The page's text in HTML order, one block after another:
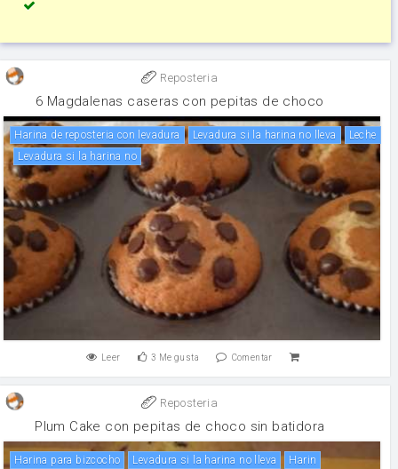
Reposteria
6 Magdalenas caseras con pepitas de choco
Harina de reposteria con levadura Levadura si la harina no lleva
leche
Levadura si la harina no
Leer 3 Me gusta Comentar
Reposteria
Plum Cake con pepitas de choco sin batidora
Harina para bizcocho Levadura si la harina no lleva Harin